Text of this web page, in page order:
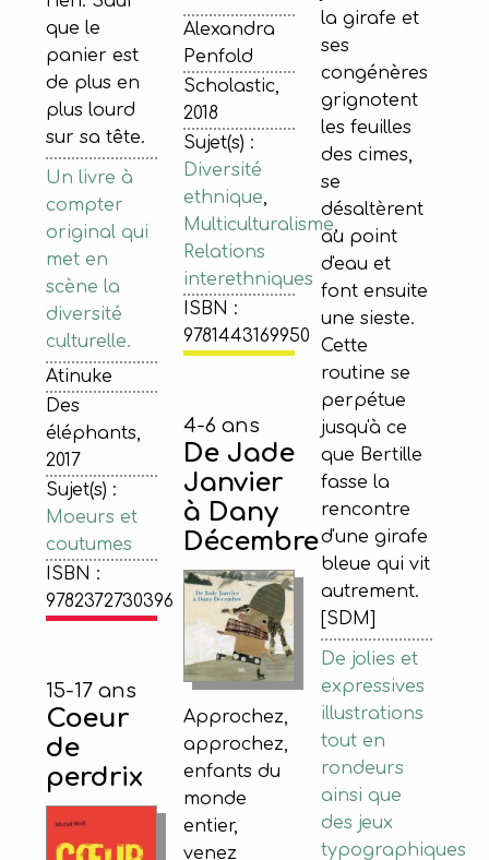
que le
panier est
de plus en
plus lourd
sur sa tête.
Un livre à
compter
original qui
met en
scène la
diversité
culturelle.
Atinuke
Des
éléphants,
2017
Sujet(s) :
Moeurs et
coutumes
ISBN :
9782372730396
Alexandra
Penfold
Scholastic,
2018
Sujet(s) :
Diversité
ethnique,
Multiculturalisme,
Relations
interethniques
ISBN :
9781443169950
la girafe et
ses
congénères
grignotent
les feuilles
des cimes,
se
désaltèrent
au point
d'eau et
font ensuite
une sieste.
Cette
routine se
perpétue
jusqu'à ce
que Bertille
fasse la
rencontre
d'une girafe
bleue qui vit
autrement.
[SDM]
De jolies et
expressives
illustrations
tout en
rondeurs
ainsi que
des jeux
typographiques
15-17 ans
Coeur
de
perdrix
4-6 ans
De Jade
Janvier
à Dany
Décembre
Approchez,
approchez,
enfants du
monde
entier,
venez